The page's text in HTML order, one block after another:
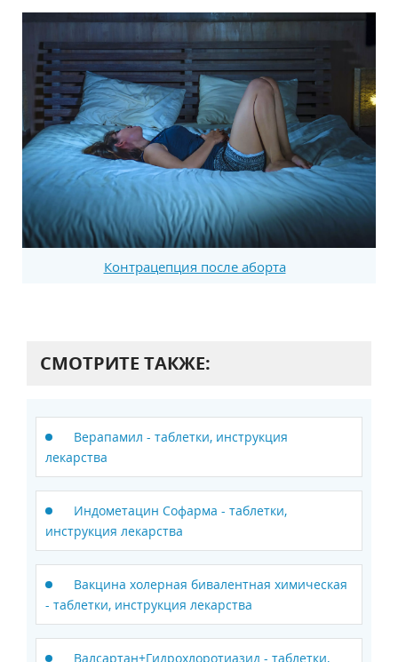
Контрацепция после аборта
СМОТРИТЕ ТАКЖЕ:
Верапамил - таблетки, инструкция
лекарства
Индометацин Софарма - таблетки,
инструкция лекарства
Вакцина холерная бивалентная химическая
- таблетки, инструкция лекарства
Валсартан+Гидрохлоротиазид - таблетки,